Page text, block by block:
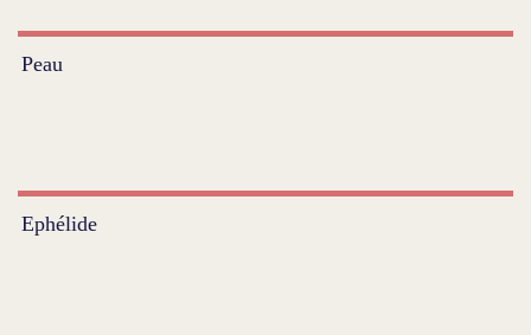
Peau
Ephélide